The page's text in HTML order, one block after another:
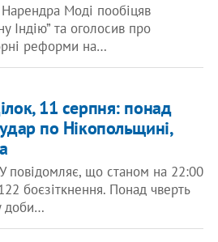
Нарендра Моді пообіцяв
Індію” та оголосив про
реформи на…
11 серпня: понад
по Нікопольщині,
повідомляє, що станом на 22:00
боєзіткнення. Понад чверть
доби…